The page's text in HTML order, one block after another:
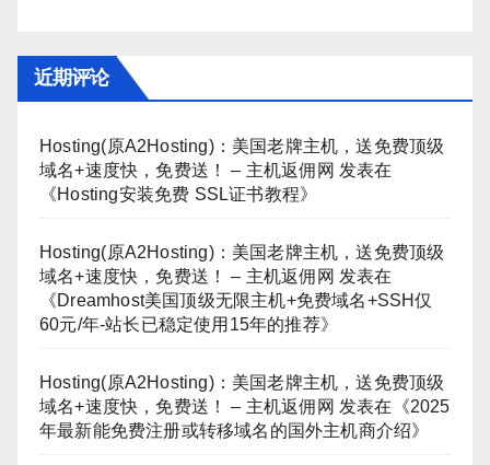
近期评论
Hosting(原A2Hosting)：美国老牌主机，送免费顶级
域名+速度快，免费送！ – 主机返佣网 发表在
《Hosting安装免费 SSL证书教程》
Hosting(原A2Hosting)：美国老牌主机，送免费顶级
域名+速度快，免费送！ – 主机返佣网 发表在
《Dreamhost美国顶级无限主机+免费域名+SSH仅
60元/年-站长已稳定使用15年的推荐》
Hosting(原A2Hosting)：美国老牌主机，送免费顶级
域名+速度快，免费送！ – 主机返佣网 发表在《2025
年最新能免费注册或转移域名的国外主机商介绍》